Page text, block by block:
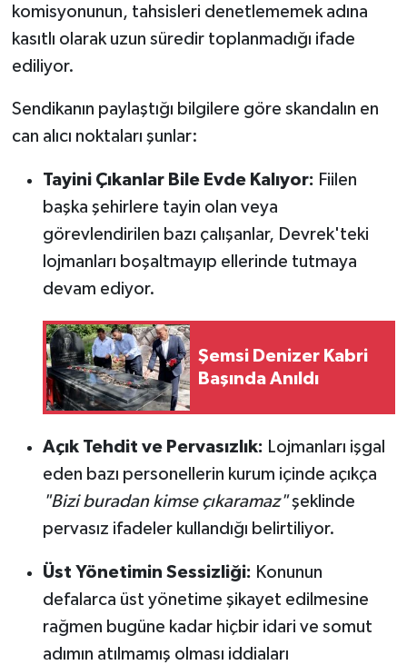
komisyonunun, tahsisleri denetlememek adına
kasıtlı olarak uzun süredir toplanmadığı ifade
ediliyor.
Sendikanın paylaştığı bilgilere göre skandalın en
can alıcı noktaları şunlar:
Tayini Çıkanlar Bile Evde Kalıyor: Fiilen
başka şehirlere tayin olan veya
görevlendirilen bazı çalışanlar, Devrek'teki
lojmanları boşaltmayıp ellerinde tutmaya
devam ediyor.
Şemsi Denizer Kabri
Başında Anıldı
Açık Tehdit ve Pervasızlık: Lojmanları işgal
eden bazı personellerin kurum içinde açıkça
"Bizi buradan kimse çıkaramaz"şeklinde
pervasız ifadeler kullandığı belirtiliyor.
Üst Yönetimin Sessizliği: Konunun
defalarca üst yönetime şikayet edilmesine
rağmen bugüne kadar hiçbir idari ve somut
adımın atılmamış olması iddiaları